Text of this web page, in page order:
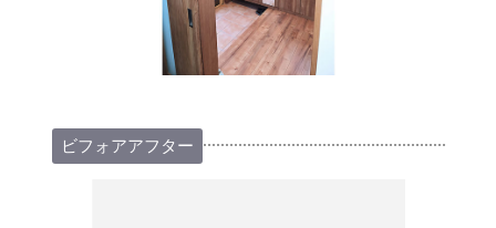
ビフォアアフター